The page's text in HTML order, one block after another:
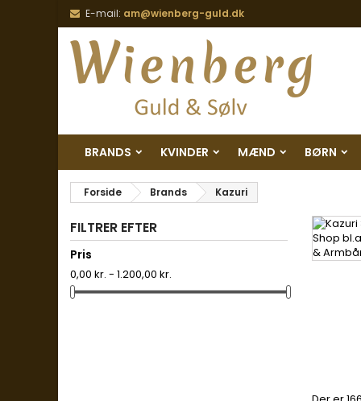
E-mail: am@wienberg-guld.dk
BRANDS KVINDER MÆND BØRN
Forside Brands Kazuri
FILTRER EFTER
Pris
0,00 kr. - 1.200,00 kr.